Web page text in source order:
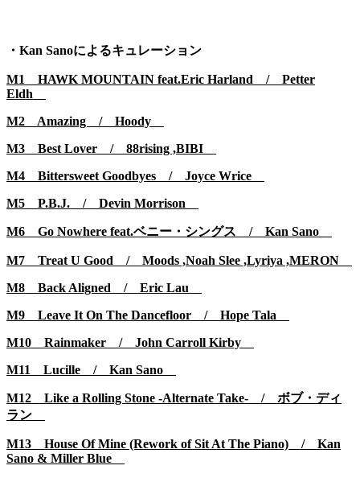
・Kan Sanoによるキュレーション
M1 HAWK MOUNTAIN feat.Eric Harland / Petter
Eldh
M2 Amazing / Hoody
M3 Best Lover / 88rising ,BIBI
M4 Bittersweet Goodbyes / Joyce Wrice
M5 P.B.J. / Devin Morrison
M6 Go Nowhere feat.ベニー・シングス / Kan Sano
M7 Treat U Good / Moods ,Noah Slee ,Lyriya ,MERON
M8 Back Aligned / Eric Lau
M9 Leave It On The Dancefloor / Hope Tala
M10 Rainmaker / John Carroll Kirby
M11 Lucille / Kan Sano
M12 Like a Rolling Stone -Alternate Take- / ボブ・ディ
ラン
M13 House Of Mine (Rework of Sit At The Piano) / Kan
Sano & Miller Blue